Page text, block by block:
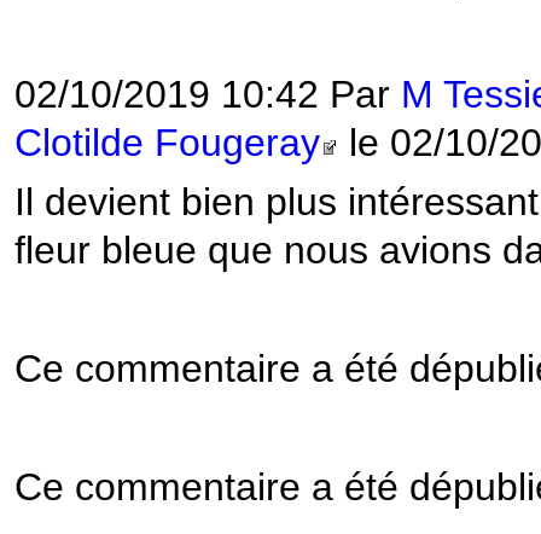
02/10/2019 10:42 Par M
Clotilde Fougeray
le 02/10/
Il devient bien plus
fleur bleue que nous avions
Ce commentaire a été
Ce commentaire a été